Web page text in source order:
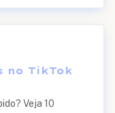
no TikTok
Veja 10